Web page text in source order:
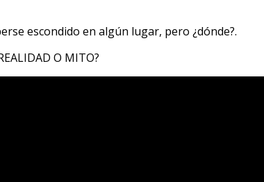
escondido en algún lugar, pero ¿dónde?.